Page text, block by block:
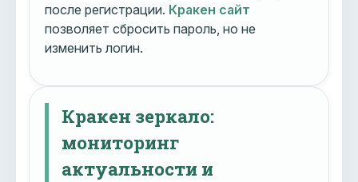
после регистрации. Кракен сайт
позволяет сбросить пароль, но не
изменить логин.
Кракен зеркало:
мониторинг
актуальности и